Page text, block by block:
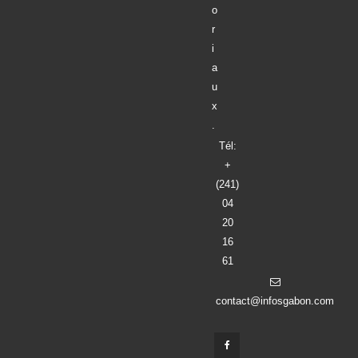
o
r
i
a
u
x
Tél:
+
(241)
04
20
16
61
contact@infosgabon.com